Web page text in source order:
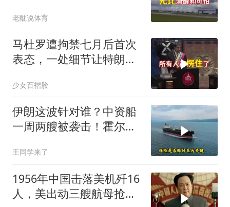
老酖说体育
马杜罗遭拘禁七月后首次
表态，一处细节让特朗普
少女百褶脸
伊朗这波针对谁？中资船
一周两艘被袭击！霍尔木
彻底破灭！
王同学来了
1956年中国击落美机歼16
人，美出动三艘航母抢尸